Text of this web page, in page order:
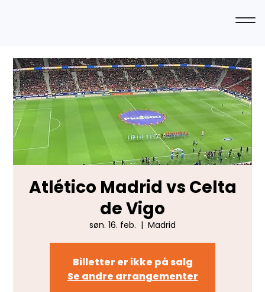
Atlético Madrid vs Celta
de Vigo
søn. 16. feb.
  |
Madrid
Billetter er ikke på salg
Se andre arrangementer